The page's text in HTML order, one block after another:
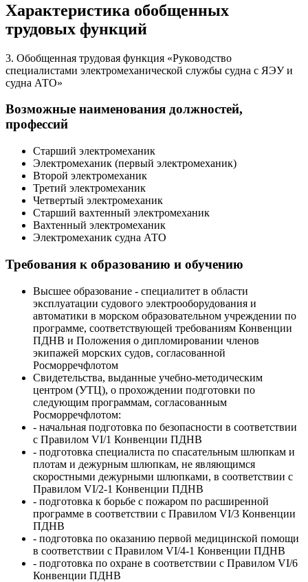
Характеристика обобщенных
трудовых функций
3. Обобщенная трудовая функция «Руководство
специалистами электромеханической службы судна с ЯЭУ и
судна АТО»
Возможные наименования должностей,
профессий
Старший электромеханик
Электромеханик (первый электромеханик)
Второй электромеханик
Третий электромеханик
Четвертый электромеханик
Старший вахтенный электромеханик
Вахтенный электромеханик
Электромеханик судна АТО
Требования к образованию и обучению
Высшее образование - специалитет в области
эксплуатации судового электрооборудования и
автоматики в морском образовательном учреждении по
программе, соответствующей требованиям Конвенции
ПДНВ и Положения о дипломировании членов
экипажей морских судов, согласованной
Росморречфлотом
Свидетельства, выданные учебно-методическим
центром (УТЦ), о прохождении подготовки по
следующим программам, согласованным
Росморречфлотом:
- начальная подготовка по безопасности в соответствии
с Правилом VI/1 Конвенции ПДНВ
- подготовка специалиста по спасательным шлюпкам и
плотам и дежурным шлюпкам, не являющимся
скоростными дежурными шлюпками, в соответствии с
Правилом VI/2-1 Конвенции ПДНВ
- подготовка к борьбе с пожаром по расширенной
программе в соответствии с Правилом VI/3 Конвенции
ПДНВ
- подготовка по оказанию первой медицинской помощи
в соответствии с Правилом VI/4-1 Конвенции ПДНВ
- подготовка по охране в соответствии с Правилом VI/6
Конвенции ПДНВ